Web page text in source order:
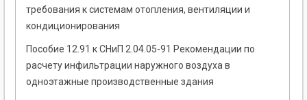
требования к системам отопления, вентиляции и
кондиционирования
Пособие 12.91 к СНиП 2.04.05-91 Рекомендации по
расчету инфильтрации наружного воздуха в
одноэтажные производственные здания